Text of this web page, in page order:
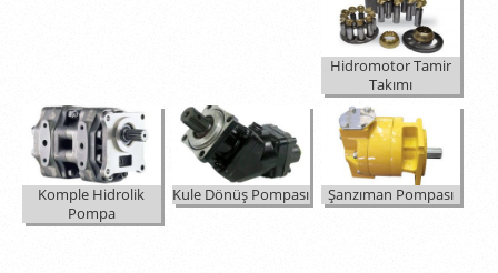
Hidromotor Tamir
Takımı
Komple Hidrolik
Pompa
Kule Dönüş Pompası Şanzıman Pompası